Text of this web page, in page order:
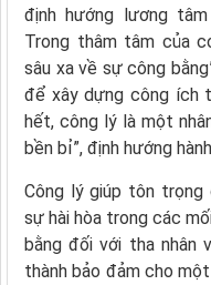
định hướng lương
Trong thâm tâm của
sâu xa về sự công
để xây dựng công ích
hết, công lý là một
bền bỉ”, định hướng
Công lý giúp tôn trọng
sự hài hòa trong các
bằng đối với tha nhân
thành bảo đảm cho